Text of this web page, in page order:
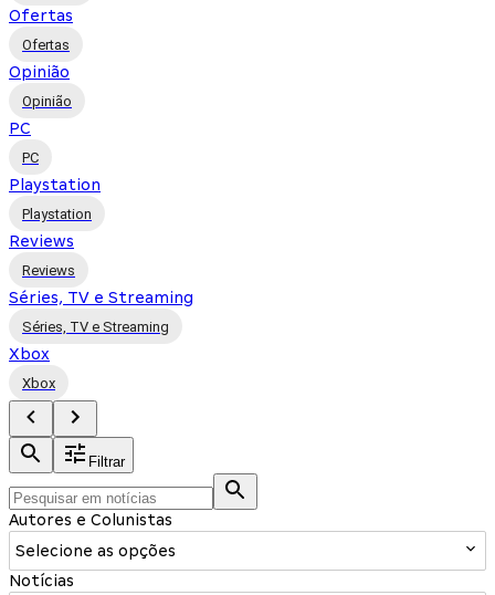
Ofertas
Ofertas
Opinião
Opinião
PC
PC
Playstation
Playstation
Reviews
Reviews
Séries, TV e Streaming
Séries, TV e Streaming
Xbox
Xbox
Filtrar
Autores e Colunistas
Selecione as opções
Notícias